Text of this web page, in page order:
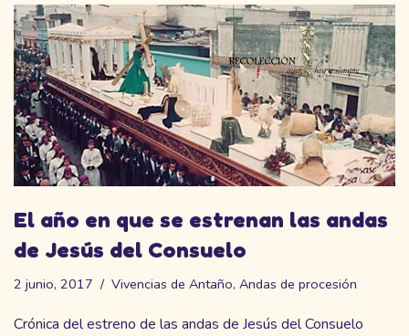
El año en que se estrenan las andas
de Jesús del Consuelo
2 junio, 2017 Vivencias de Antaño, Andas de procesión
Crónica del estreno de las andas de Jesús del Consuelo